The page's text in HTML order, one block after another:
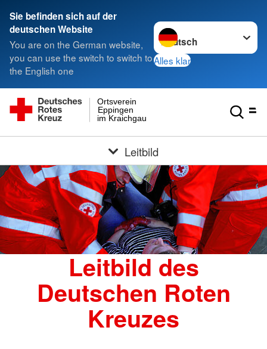
Sie befinden sich auf der
deutschen Website
You are on the German website,
you can use the switch to switch to
the English one
Sprache wechseln zu
Alles klar
im Kraichgau
Eppingen
Ortsverein
Leitbild
Leitbild des
Deutschen Roten
Kreuzes